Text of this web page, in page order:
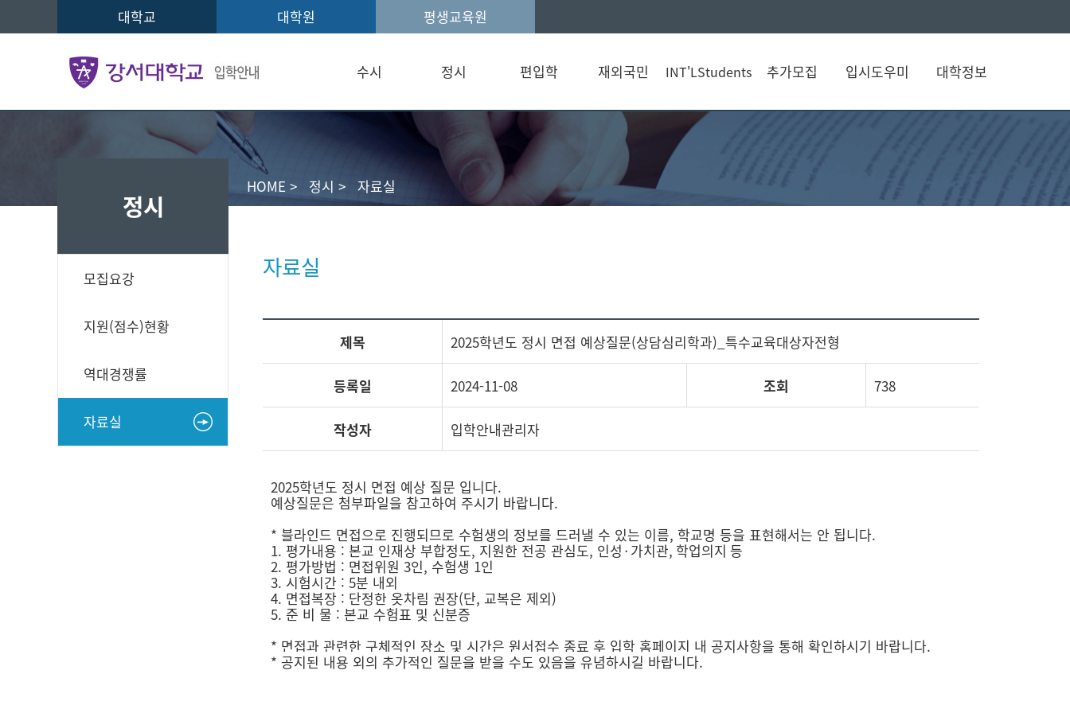
대학교 대학원 평생교육원
수시 정시 편입학 재외국민 INT'LStudents 추가모집 입시도우미 대학정보
정시
모집요강
지원(점수)현황
역대경쟁률
자료실
HOME > 정시 > 자료실
자료실
제목 2025학년도 정시 면접 예상질문(상담심리학과)_특수교육대상자전형
등록일 2024-11-08 조회 738
작성자 입학안내관리자
2025학년도 정시 면접 예상 질문 입니다.
예상질문은 첨부파일을 참고하여 주시기 바랍니다.
* 블라인드 면접으로 진행되므로 수험생의 정보를 드러낼 수 있는 이름, 학교명 등을 표현해서는 안 됩니다.
1. 평가내용 : 본교 인재상 부합정도, 지원한 전공 관심도, 인성 ·가치관, 학업의지 등
2. 평가방법 : 면접위원 3인, 수험생 1인
3. 시험시간 : 5분 내외
4. 면접복장 : 단정한 옷차림 권장(단, 교복은 제외)
5. 준 비 물 : 본교 수험표 및 신분증
​​* 면접과 관련한 구체적인 장소 및 시간은 원서접수 종료 후 입학 홈페이지 내 공지사항을 통해 확인하시기 바랍니다.
* 공지된 내용 외의 추가적인 질문을 받을 수도 있음을 유념하시길 바랍니다.​